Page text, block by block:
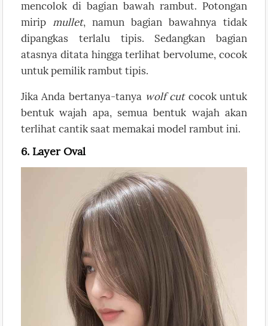
mencolok di bagian bawah rambut. Potongan
mirip
mullet, namun bagian bawahnya tidak
dipangkas terlalu tipis. Sedangkan bagian
atasnya ditata hingga terlihat bervolume, cocok
untuk pemilik rambut tipis.
Jika Anda bertanya-tanya wolf cutcocok untuk
bentuk wajah apa, semua bentuk wajah akan
terlihat cantik saat memakai model rambut ini.
6. Layer Oval